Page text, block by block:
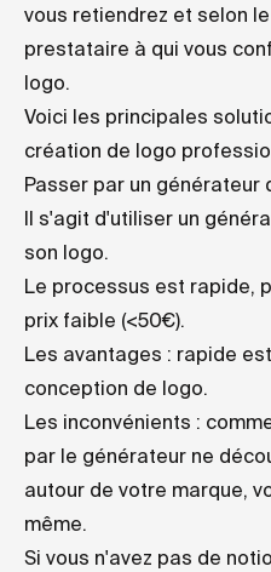
vous retiendrez et selon
prestataire à qui vous
logo.
Voici les principales
création de logo
Passer par un générateur
Il s'agit d'utiliser un
son logo.
Le processus est rapide,
prix faible (<50€).
Les avantages : rapide
conception de logo.
Les inconvénients :
par le générateur ne
autour de votre marque,
même.
Si vous n'avez pas de